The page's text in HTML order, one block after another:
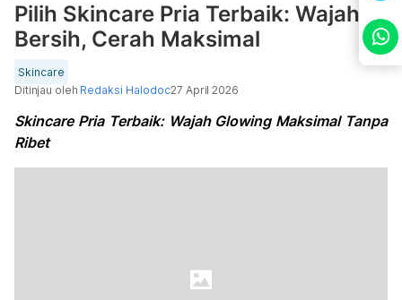
Pilih Skincare Pria Terbaik: Wajah
Bersih, Cerah Maksimal
Skincare
Ditinjau oleh Redaksi Halodoc27 April 2026
Skincare Pria Terbaik: Wajah Glowing Maksimal Tanpa
Ribet